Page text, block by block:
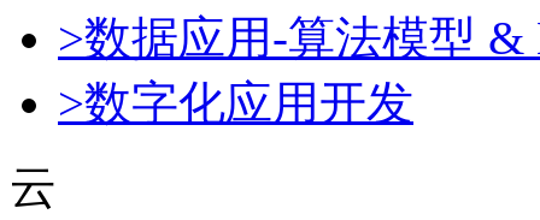
>数据应用-算法模型 &
>数字化应用开发
云